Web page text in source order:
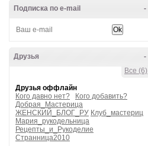
-
Подписка по e-mail
-
Друзья
Все (6)
Друзья оффлайн
Кого давно нет?
Кого добавить?
Добрая_Мастерица
ЖЕНСКИЙ_БЛОГ_РУ Клуб_мастериц
Мария_рукодельница
Рецепты_и_Рукоделие
Странница2010